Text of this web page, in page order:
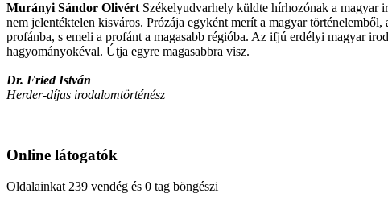
Murányi Sándor Olivért Székelyudvarhely küldte hírhozónak a magyar
nem jelentéktelen kisváros. Prózája egyként merít a magyar
profánba, s emeli a profánt a magasabb régióba. Az ifjú erdélyi magyar
hagyományokéval. Útja egyre magasabbra visz.
Dr. Fried István
Herder-díjas irodalomtörténész
Online látogatók
Oldalainkat 239 vendég és 0 tag böngészi